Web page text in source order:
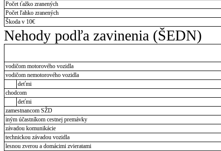
Počet ťažko zranených
Počet ľahko zranených
Škoda v 10€
Nehody podľa zavinenia (ŠEDN)
vodičom motorového vozidla
vodičom nemotorového vozidla
deťmi
chodcom
deťmi
zamestnancom SŽD
iným účastníkom cestnej premávky
závadou komunikácie
technickou závadou vozidla
lesnou zverou a domácimi zvieratami